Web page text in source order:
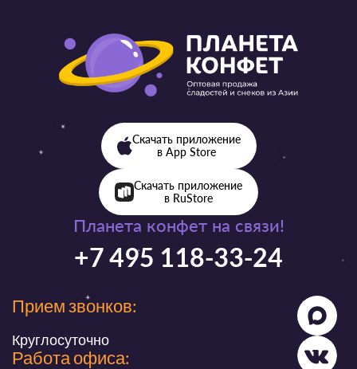
Планета конфет на связи!
+7 495 118-33-24
Прием звонков:
Круглосуточно
Работа офиса:
Скачать приложение
в App Store
Скачать приложение
в RuStore